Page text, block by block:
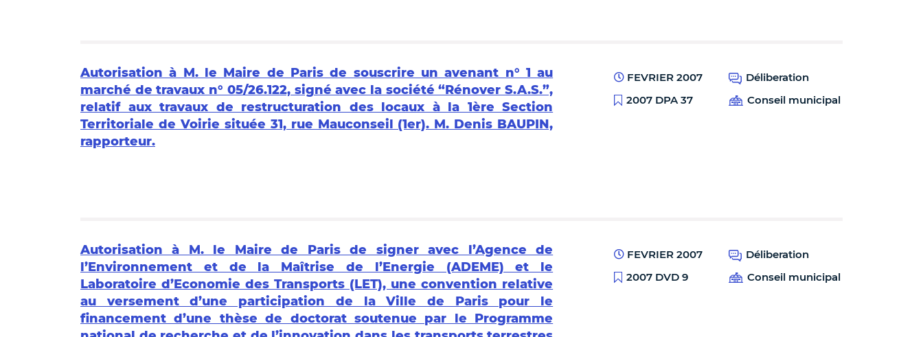
Autorisation à M. le Maire de Paris de souscrire un avenant n° 1 au
marché de travaux n° 05/26.122, signé avec la société “Rénover S.A.S.”,
relatif aux travaux de restructuration des locaux à la 1ère Section
Territoriale de Voirie située 31, rue Mauconseil (1er). M. Denis BAUPIN,
rapporteur.
FEVRIER 2007
Déliberation
2007 DPA 37
Conseil municipal
Autorisation à M. le Maire de Paris de signer avec l’Agence de
l’Environnement et de la Maîtrise de l’Energie (ADEME) et le
Laboratoire d’Economie des Transports (LET), une convention relative
au versement d’une participation de la Ville de Paris pour le
financement d’une thèse de doctorat soutenue par le Programme
FEVRIER 2007
Déliberation
2007 DVD 9
Conseil municipal